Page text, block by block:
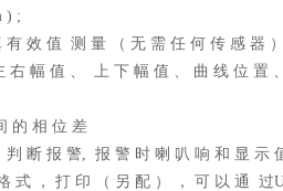
) ;
效 值 测 量 （ 无 需 任 何 传 感 器 ）
幅 值 、 上 下 幅 值 、 曲 线 位 置
的 相 位 差
断 报 警, 报 警 时 喇 叭 响 和 显 示
， 打 印 （ 另 配 ） ， 可 以 通 过